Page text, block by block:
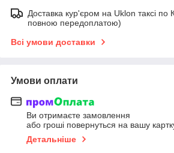
Доставка кур'єром на Uklon таксі по
повною передоплатою)
Всі умови доставки
Умови оплати
Ви отримаєте замовлення
або гроші повернуться на вашу
Детальніше